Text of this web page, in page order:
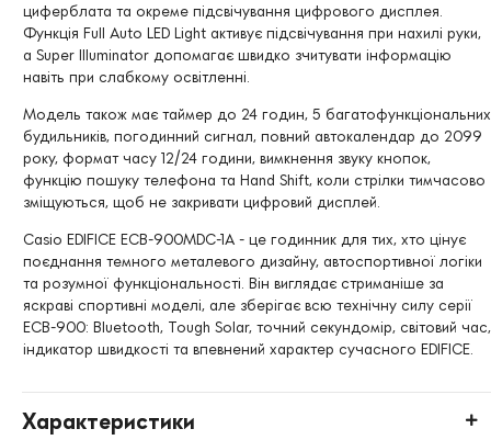
циферблата та окреме підсвічування цифрового дисплея.
Функція Full Auto LED Light активує підсвічування при нахилі руки,
а Super Illuminator допомагає швидко зчитувати інформацію
навіть при слабкому освітленні.
Модель також має таймер до 24 годин, 5 багатофункціональних
будильників, погодинний сигнал, повний автокалендар до 2099
року, формат часу 12/24 години, вимкнення звуку кнопок,
функцію пошуку телефона та Hand Shift, коли стрілки тимчасово
зміщуються, щоб не закривати цифровий дисплей.
Casio EDIFICE ECB-900MDC-1A - це годинник для тих, хто цінує
поєднання темного металевого дизайну, автоспортивної логіки
та розумної функціональності. Він виглядає стриманіше за
яскраві спортивні моделі, але зберігає всю технічну силу серії
ECB-900: Bluetooth, Tough Solar, точний секундомір, світовий час,
індикатор швидкості та впевнений характер сучасного EDIFICE.
Характеристики